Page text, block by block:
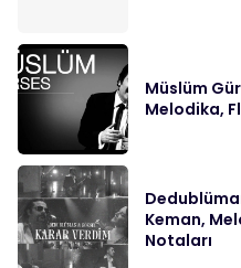
Müslüm
Melodika,
Keman,
Notaları